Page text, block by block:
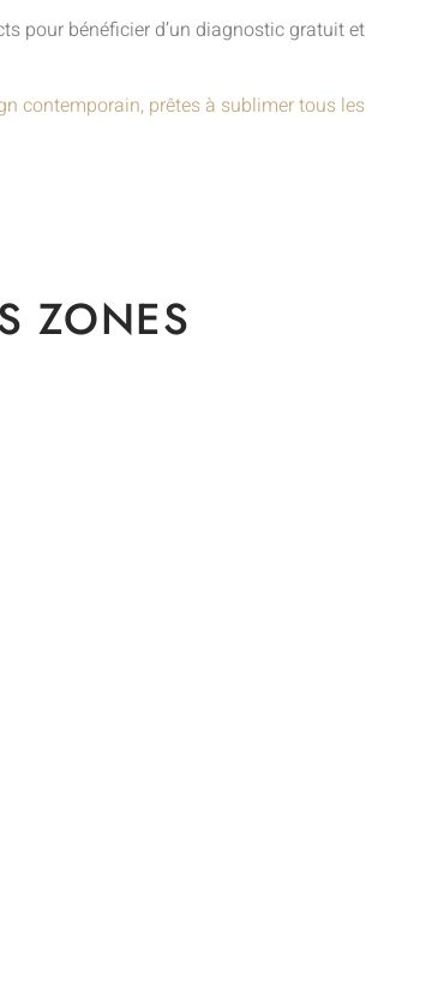
pour bénéficier d’un diagnostic gratuit et
contemporain, prêtes à sublimer tous les
ZONES